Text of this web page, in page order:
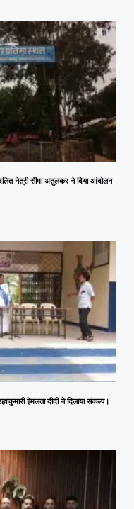
नेत्री सीमा अतुलकर ने दिया आंदोलन
हेमलता दीदी ने दिलाया संकल्प।